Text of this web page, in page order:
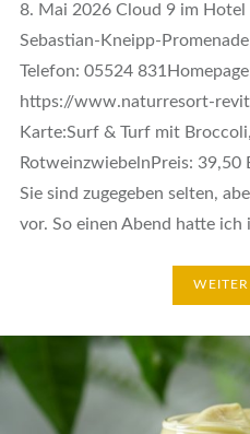
8. Mai 2026 Cloud 9 im Hotel
Sebastian-Kneipp-
Telefon: 05524
https://www.naturresort-
Karte:Surf & Turf mit
RotweinzwiebelnPreis: 39,50
Sie sind zugegeben selten,
vor. So einen Abend hatte ich